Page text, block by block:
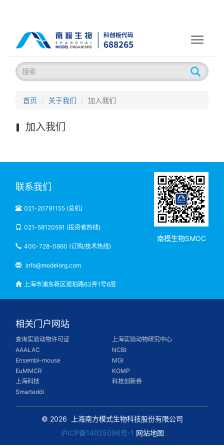
Toggle
首页 关于我们 加入我们
加入我们
联系我们
021-20791155 (总机)
021-58120591 (投资者热线)
400-728-0660 (订购/技术热线)
info@modelorg.com
上海市浦东新区琥珀路63弄1号6层
南模生物SMOC
相关门户网站
查询实验动物许可证
上海实验动物研究中心
AAALAC
NCBI
Ensembl-mouse
MGI
EuMMCR
KOMP
上海科技
科技创新券
Smarteddi
© 2026
上海南方模式生物科技股份有限公司
沪ICP备14025096号-1 网站地图